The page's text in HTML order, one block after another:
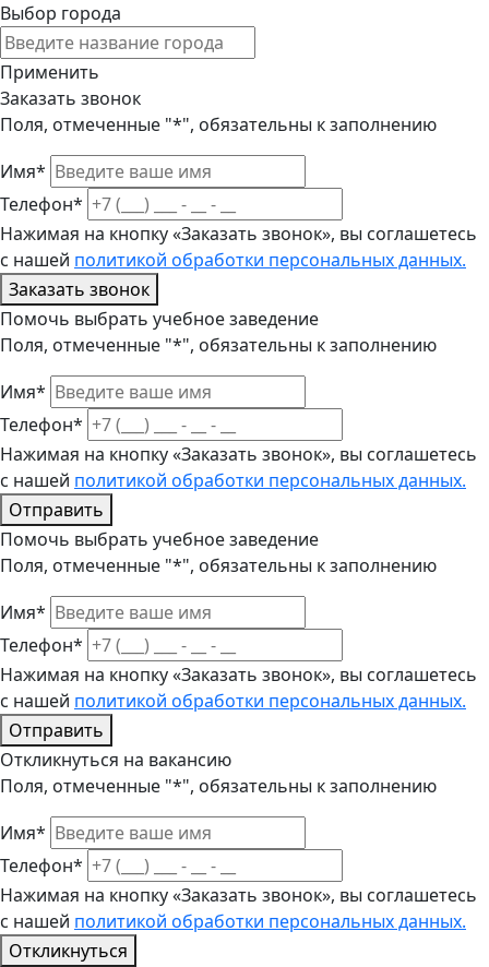
Выбор города
Применить
Заказать звонок
Поля, отмеченные "*", обязательны к заполнению
Имя*
Телефон*
Нажимая на кнопку «Заказать звонок», вы соглашетесь
с нашей политикой обработки персональных данных.
Заказать звонок
Помочь выбрать учебное заведение
Поля, отмеченные "*", обязательны к заполнению
Имя*
Телефон*
Нажимая на кнопку «Заказать звонок», вы соглашетесь
с нашей политикой обработки персональных данных.
Отправить
Помочь выбрать учебное заведение
Поля, отмеченные "*", обязательны к заполнению
Имя*
Телефон*
Нажимая на кнопку «Заказать звонок», вы соглашетесь
с нашей политикой обработки персональных данных.
Отправить
Откликнуться на вакансию
Поля, отмеченные "*", обязательны к заполнению
Имя*
Телефон*
Нажимая на кнопку «Заказать звонок», вы соглашетесь
с нашей политикой обработки персональных данных.
Откликнуться